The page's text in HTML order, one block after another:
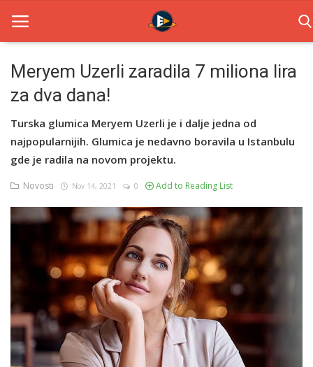
Home
Novosti
TV Serije
Filmovi
Glumci
Login
Register
English
Meryem Uzerli zaradila 7 miliona lira
za dva dana!
Turska glumica Meryem Uzerli je i dalje jedna od
najpopularnijih. Glumica je nedavno boravila u Istanbulu
gde je radila na novom projektu.
Novosti Nov 14, 2021 0 Add to Reading List